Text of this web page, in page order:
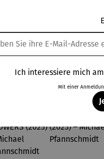
Pfannsch
midt
midt
Topseller aus
Derzeit
Ich interessiere mich
Mit einer